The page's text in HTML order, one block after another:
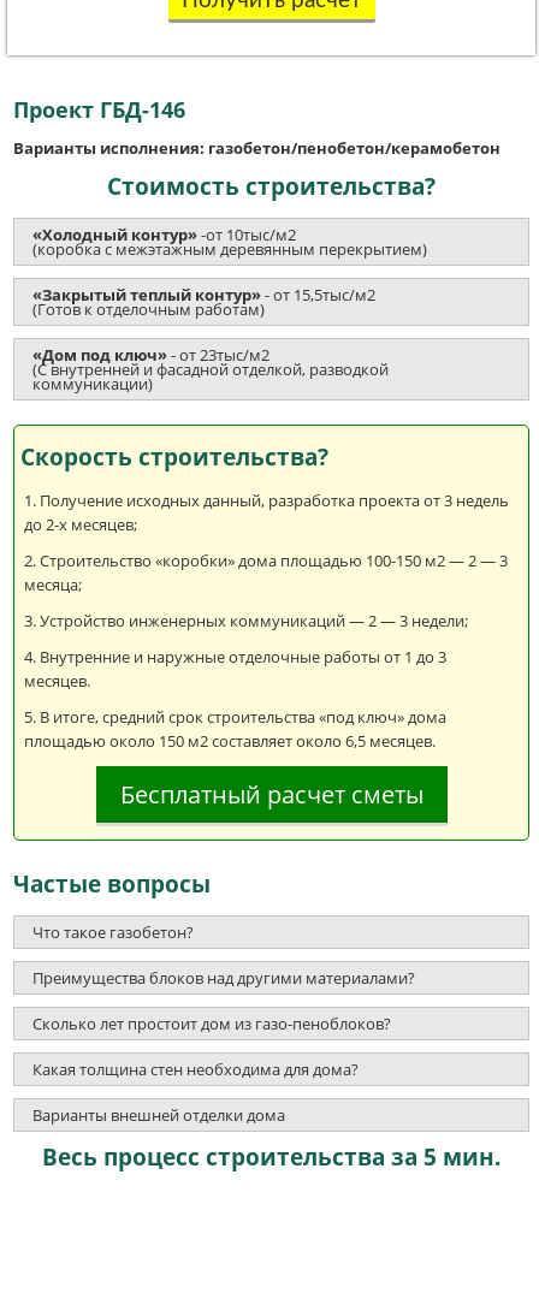
Проект ГБД-146
Варианты исполнения: газобетон/пенобетон/керамобетон
Стоимость строительства?
«Холодный контур»-от 10тыс/м2
(коробка с межэтажным деревянным перекрытием)
«Закрытый теплый контур»- от 15,5тыс/м2
(Готов к отделочным работам)
«Дом под ключ»- от 23тыс/м2
(С внутренней и фасадной отделкой, разводкой
коммуникации)
Скорость строительства?
Получение исходных данный, разработка проекта от 3 недель
до 2-х месяцев;
Строительство «коробки» дома площадью 100-150 м2 — 2 — 3
месяца;
Устройство инженерных коммуникаций — 2 — 3 недели;
Внутренние и наружные отделочные работы от 1 до 3
месяцев.
В итоге, средний срок строительства «под ключ» дома
площадью около 150 м2 составляет около 6,5 месяцев.
Бесплатный расчет сметы
Частые вопросы
Что такое газобетон?
Преимущества блоков над другими материалами?
Сколько лет простоит дом из газо-пеноблоков?
Какая толщина стен необходима для дома?
Варианты внешней отделки дома
Весь процесс строительства за 5 мин.